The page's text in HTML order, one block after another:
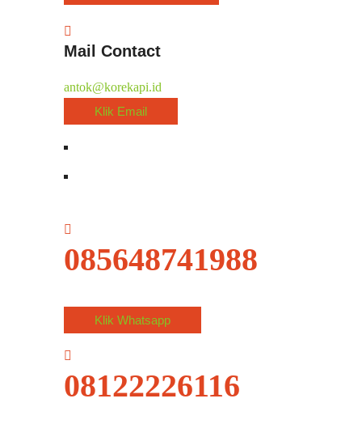
Mail Contact
antok@korekapi.id
Klik Email
085648741988
Klik Whatsapp
08122226116